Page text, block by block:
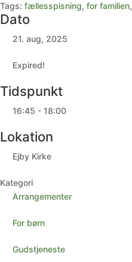
Tags: fællesspisning, for familien,
Dato
21. aug, 2025
Expired!
Tidspunkt
16:45 - 18:00
Lokation
Ejby Kirke
Kategori
Arrangementer
For børn
Gudstjeneste